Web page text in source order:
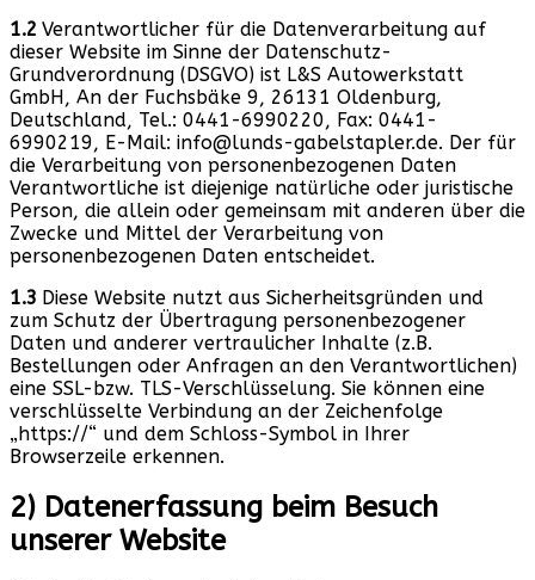
1.2 Verantwortlicher für die Datenverarbeitung auf
dieser Website im Sinne der Datenschutz-
Grundverordnung (DSGVO) ist L&S Autowerkstatt
GmbH, An der Fuchsbäke 9, 26131 Oldenburg,
Deutschland, Tel.: 0441-6990220, Fax: 0441-
6990219, E-Mail: info@lunds-gabelstapler.de. Der für
die Verarbeitung von personenbezogenen Daten
Verantwortliche ist diejenige natürliche oder juristische
Person, die allein oder gemeinsam mit anderen über die
Zwecke und Mittel der Verarbeitung von
personenbezogenen Daten entscheidet.
1.3 Diese Website nutzt aus Sicherheitsgründen und
zum Schutz der Übertragung personenbezogener
Daten und anderer vertraulicher Inhalte (z.B.
Bestellungen oder Anfragen an den Verantwortlichen)
eine SSL-bzw. TLS-Verschlüsselung. Sie können eine
verschlüsselte Verbindung an der Zeichenfolge
„https://“ und dem Schloss-Symbol in Ihrer
Browserzeile erkennen.
2) Datenerfassung beim Besuch
unserer Website